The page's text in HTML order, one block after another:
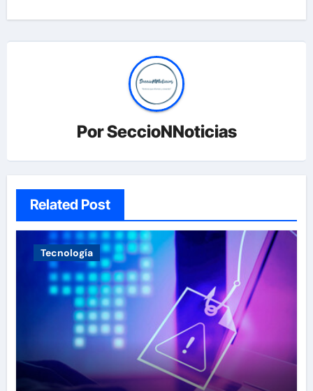
PorSeccioNNoticias
Related Post
Tecnología